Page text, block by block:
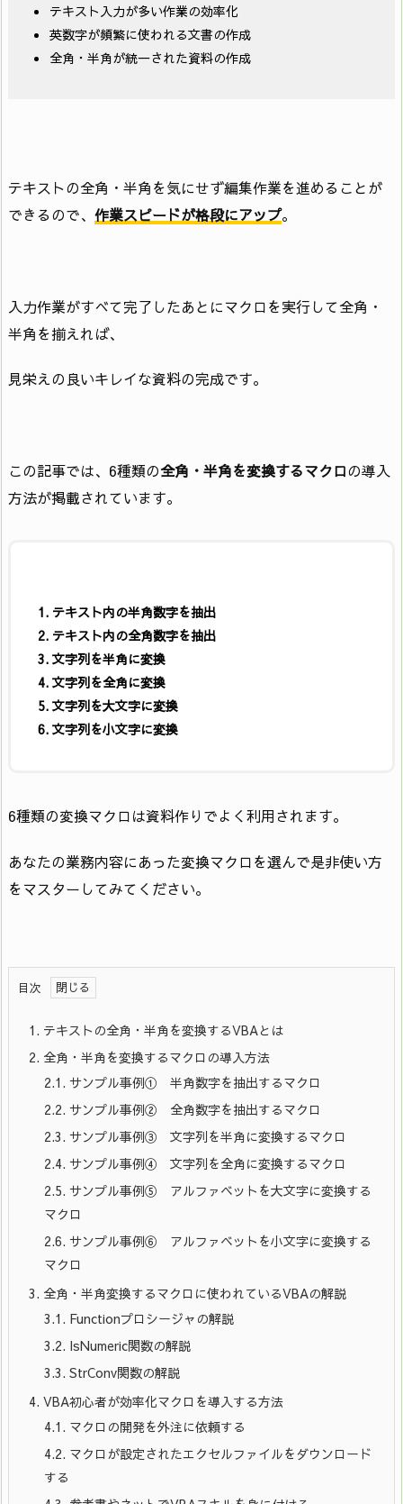
テキスト入力が多い作業の効率化
英数字が頻繁に使われる文書の作成
全角・半角が統一された資料の作成
テキストの全角・半角を気にせず編集作業を進めることが
できるので、 作業スピードが格段にアップ。
入力作業がすべて完了したあとにマクロを実行して全角・
半角を揃えれば、
見栄えの良いキレイな資料の完成です。
この記事では、6種類の全角・半角を変換するマクロの導入
方法が掲載されています。
テキスト内の半角数字を抽出
テキスト内の全角数字を抽出
文字列を半角に変換
文字列を全角に変換
文字列を大文字に変換
文字列を小文字に変換
6種類の変換マクロは資料作りでよく利用されます。
あなたの業務内容にあった変換マクロを選んで是非使い方
をマスターしてみてください。
目次
1. テキストの全角・半角を変換するVBAとは
2. 全角・半角を変換するマクロの導入方法
2.1. サンプル事例① 半角数字を抽出するマクロ
2.2. サンプル事例② 全角数字を抽出するマクロ
2.3. サンプル事例③ 文字列を半角に変換するマクロ
2.4. サンプル事例④ 文字列を全角に変換するマクロ
2.5. サンプル事例⑤ アルファベットを大文字に変換する
マクロ
2.6. サンプル事例⑥ アルファベットを小文字に変換する
マクロ
3. 全角・半角変換するマクロに使われているVBAの解説
3.1. Functionプロシージャの解説
3.2. IsNumeric関数の解説
3.3. StrConv関数の解説
4. VBA初心者が効率化マクロを導入する方法
4.1. マクロの開発を外注に依頼する
4.2. マクロが設定されたエクセルファイルをダウンロード
する